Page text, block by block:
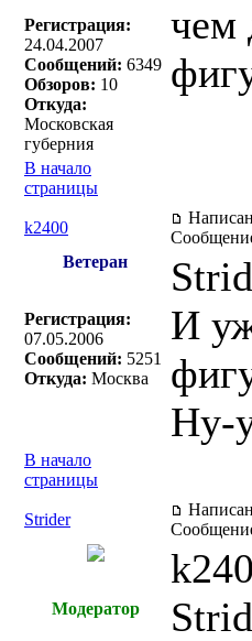
Регистрация:
24.04.2007
Сообщений: 6349
Обзоров: 10
Откуда:
Московская
губерния
чем
В начало
страницы
k2400
Ветеран
Регистрация:
07.05.2006
Сообщений: 5251
Откуда: Москва
И
Ну-
В начало
страницы
Strider
Модератор